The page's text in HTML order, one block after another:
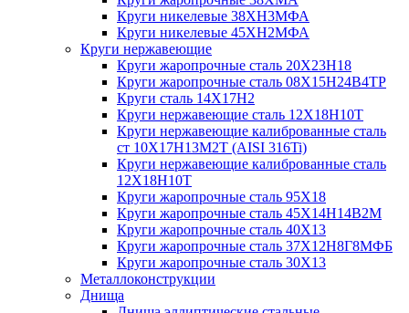
Круги никелевые 38XH3MФА
Круги никелевые 45ХН2МФА
Круги нержавеющие
Круги жаропрочные сталь 20Х23Н18
Круги жаропрочные сталь 08Х15Н24В4ТР
Круги сталь 14Х17Н2
Круги нержавеющие сталь 12Х18Н10Т
Круги нержавеющие калиброванные сталь
ст 10Х17Н13М2Т (AISI 316Ti)
Круги нержавеющие калиброванные сталь
12Х18Н10Т
Круги жаропрочные сталь 95Х18
Круги жаропрочные сталь 45Х14Н14В2М
Круги жаропрочные сталь 40Х13
Круги жаропрочные сталь 37Х12Н8Г8МФБ
Круги жаропрочные сталь 30Х13
Металлоконструкции
Днища